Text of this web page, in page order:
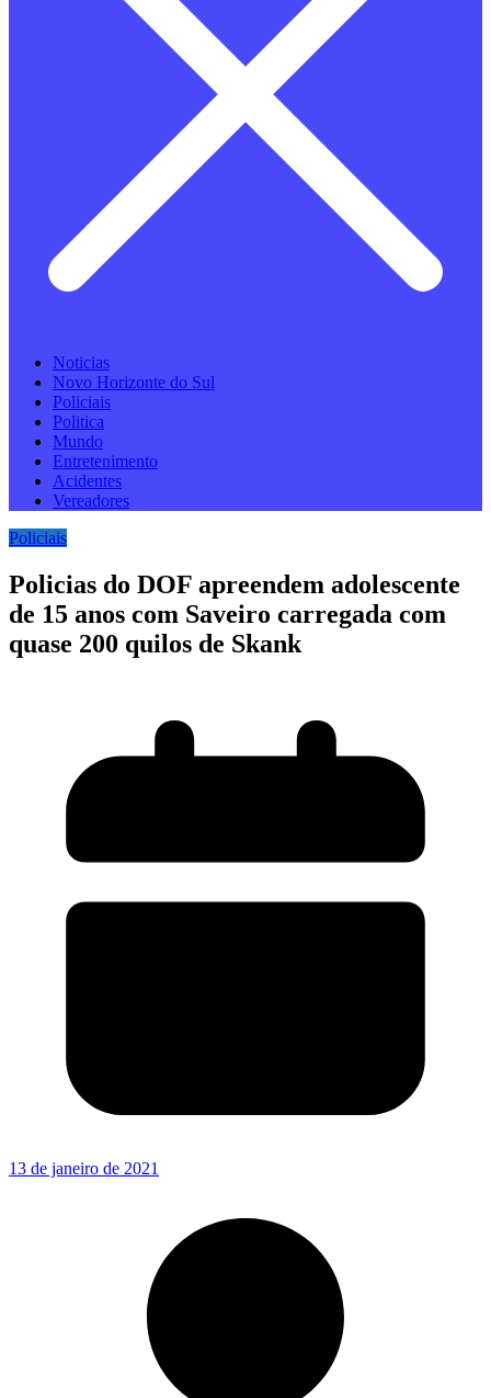
Noticias
Novo Horizonte do Sul
Policiais
Politica
Mundo
Entretenimento
Acidentes
Vereadores
Policiais
Policias do DOF apreendem adolescente
de 15 anos com Saveiro carregada com
quase 200 quilos de Skank
13 de janeiro de 2021